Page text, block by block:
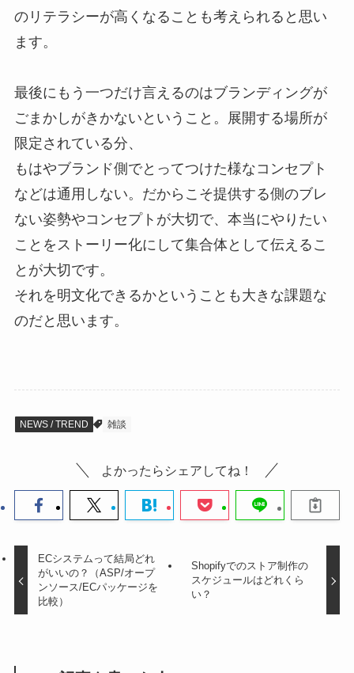
のリテラシーが高くなることも考えられると思い
ます。
最後にもう一つだけ言えるのはブランディングが
ごまかしがきかないということ。展開する場所が
限定されている分、
もはやブランド側でとってつけた様なコンセプト
などは通用しない。だからこそ提供する側のブレ
ない姿勢やコンセプトが大切で、本当にやりたい
ことをストーリー化にして集合体として伝えるこ
とが大切です。
それを明文化できるかということも大きな課題な
のだと思います。
NEWS / TREND 雑談
よかったらシェアしてね！
ECシステムって結局どれ
がいいの？（ASP/オープ
ンソース/ECパッケージを
比較）
Shopifyでのストア制作の
スケジュールはどれくら
い？